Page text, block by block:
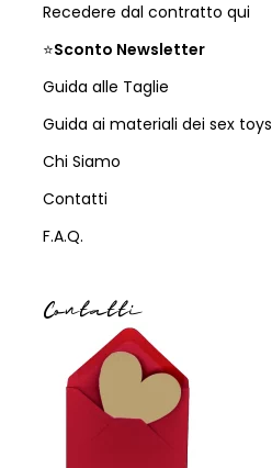
Recedere dal contratto qui
⭐Sconto Newsletter
Guida alle Taglie
Guida ai materiali dei sex toys
Chi Siamo
Contatti
F.A.Q.
Contatti